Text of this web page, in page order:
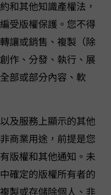
和其他知識產權法，
受版權保護。您不得
讓或銷售、複製（除
創作、分發、執行、展
部或部分內容、軟
及服務上顯示的其他
商業用途，前提是您
版權和其他通知。未
聲明中確定的版權所有者的
製或存儲除個人、非